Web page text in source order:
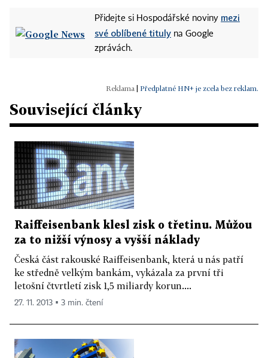
Přidejte si Hospodářské noviny mezi
své oblíbené tituly na Google
zprávách.
Předplatné HN+ je zcela bez reklam.
Související články
Raiffeisenbank klesl zisk o třetinu. Můžou
za to nižší výnosy a vyšší náklady
Česká část rakouské Raiffeisenbank, která u nás patří
ke středně velkým bankám, vykázala za první tři
letošní čtvrtletí zisk 1,5 miliardy korun....
27. 11. 2013 ▪ 3 min. čtení